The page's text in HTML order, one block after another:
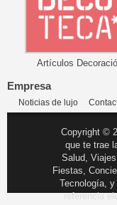
Artículos
Empresa
Noticias de lujo
Copyright ©
que te trae
Salud,
Fiestas,
Tecnología,
referencia